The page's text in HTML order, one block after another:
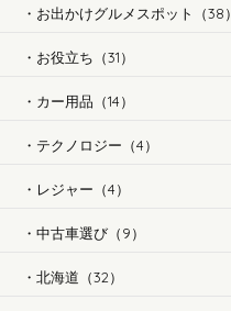
お出かけグルメスポット（38）
お役立ち（31）
カー用品（14）
テクノロジー（4）
レジャー（4）
中古車選び（9）
北海道（32）